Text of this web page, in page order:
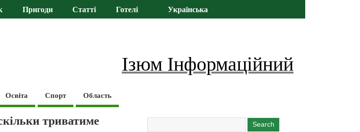
Пригоди Статті Готелі Українська
Ізюм Інформаційний
Освіта Спорт Область
триватиме